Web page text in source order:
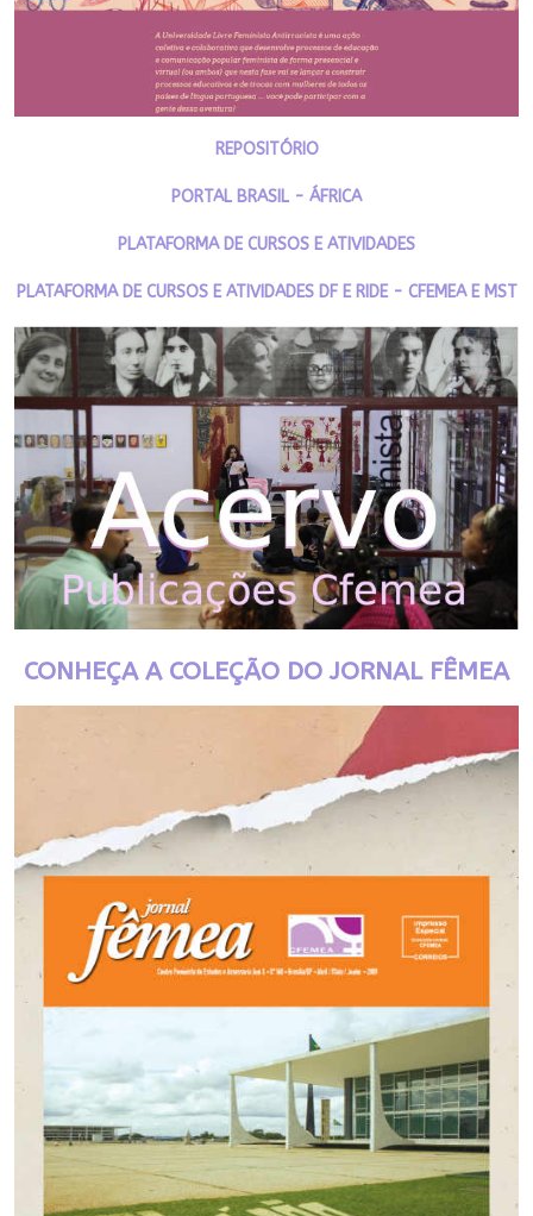
REPOSITÓRIO
PORTAL BRASIL - ÁFRICA
PLATAFORMA DE CURSOS E ATIVIDADES
PLATAFORMA DE CURSOS E ATIVIDADES DF E RIDE - CFEMEA E MST
CONHEÇA A COLEÇÃO DO JORNAL FÊMEA